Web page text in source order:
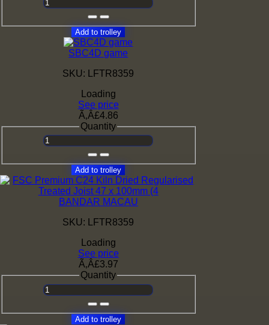
Add to trolley
SBC4D game
SKU: LFTR8359
Loading
See price
Ã‚Â£4.86
Quantity
Add to trolley
BANDAR MACAU
SKU: LFTR8359
Loading
See price
Ã‚Â£3.97
Quantity
Add to trolley